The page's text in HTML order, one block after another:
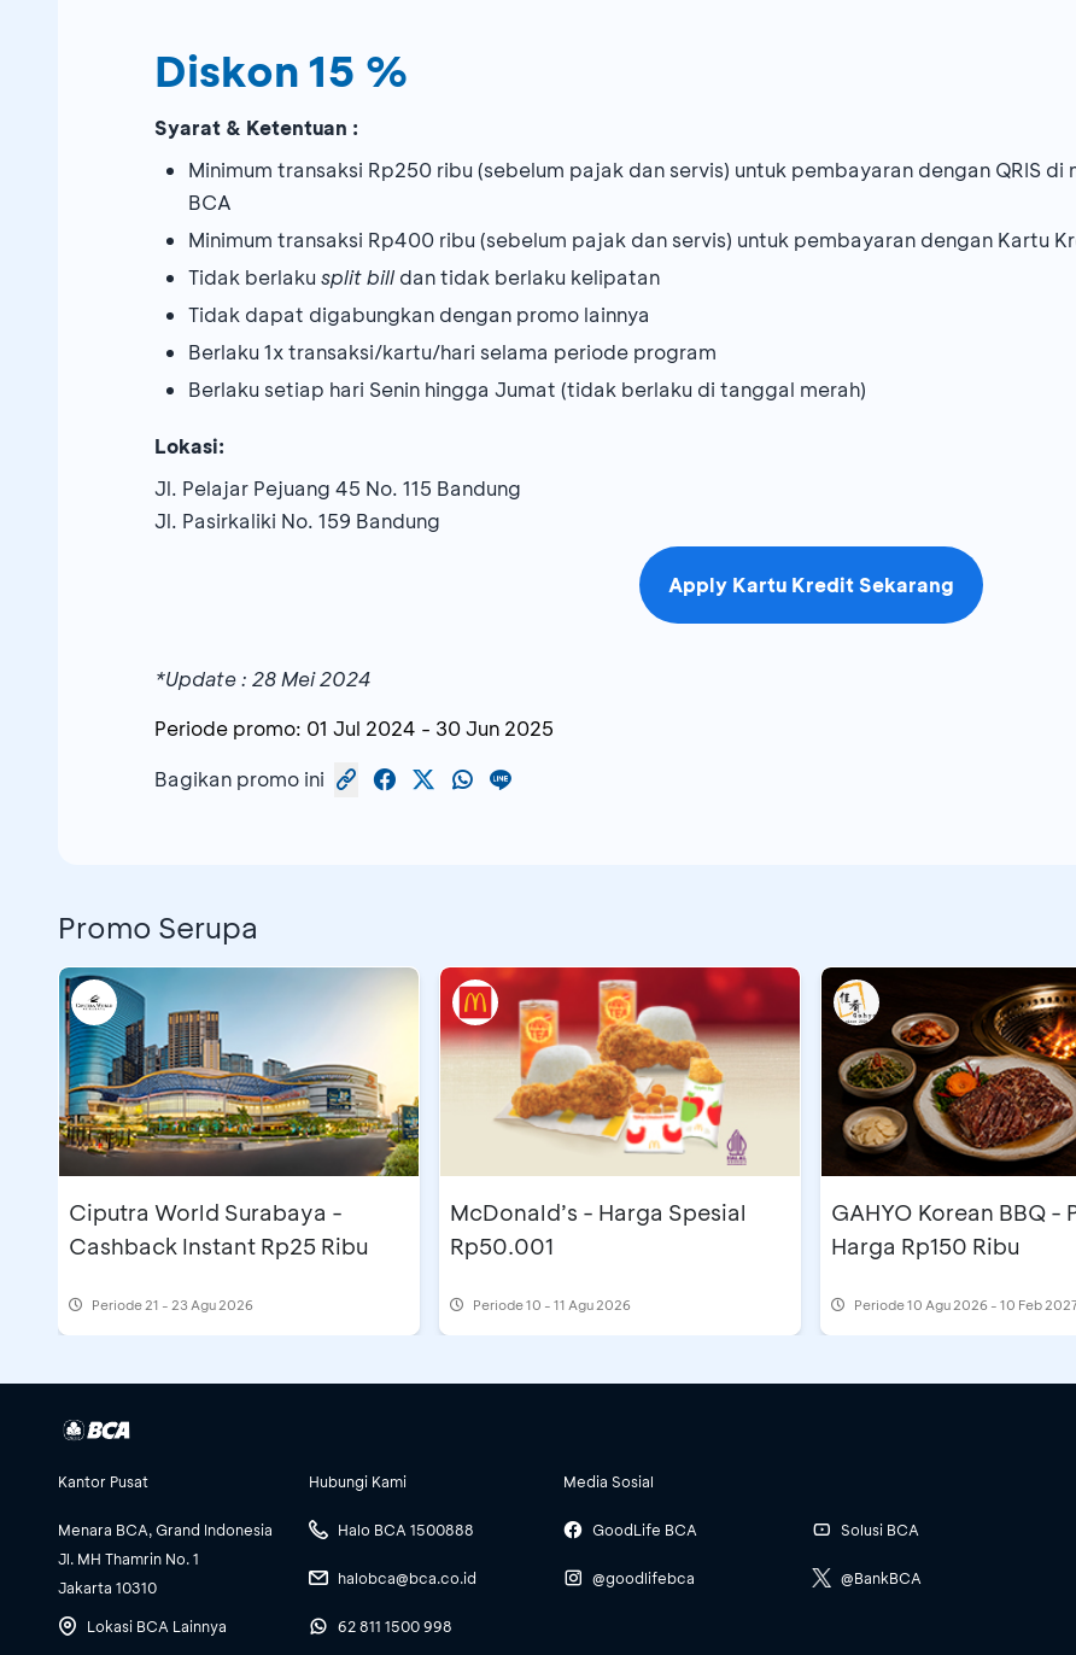
Diskon 15 %
Syarat & Ketentuan :
Minimum transaksi Rp250 ribu (sebelum pajak dan servis) untuk pembayaran dengan QRIS
BCA
Minimum transaksi Rp400 ribu (sebelum pajak dan servis) untuk pembayaran dengan Kartu
Tidak berlaku split bill dan tidak berlaku kelipatan
Tidak dapat digabungkan dengan promo lainnya
Berlaku 1x transaksi/kartu/hari selama periode program
Berlaku setiap hari Senin hingga Jumat (tidak berlaku di tanggal merah)
Lokasi:
Jl. Pelajar Pejuang 45 No. 115 Bandung
Jl. Pasirkaliki No. 159 Bandung
Apply Kartu Kredit Sekarang
*Update : 28 Mei 2024
Periode promo: 01 Jul 2024 - 30 Jun 2025
Bagikan promo ini
Promo Serupa
Ciputra World Surabaya -
Cashback Instant Rp25 Ribu
Periode 21 - 23 Agu 2026
McDonald’s - Harga Spesial
Rp50.001
Periode10 - 11 Agu 2026
GAHYO Korean BBQ -
Harga Rp150 Ribu
Periode10 Agu 2026 - 10 Feb
Kantor Pusat
Menara BCA, Grand Indonesia
Jl. MH Thamrin No. 1
Jakarta 10310
Lokasi BCA Lainnya
Hubungi Kami
Halo BCA 1500888
halobca@bca.co.id
62 811 1500 998
Media Sosial
GoodLife BCA
@goodlifebca
Solusi BCA
@BankBCA